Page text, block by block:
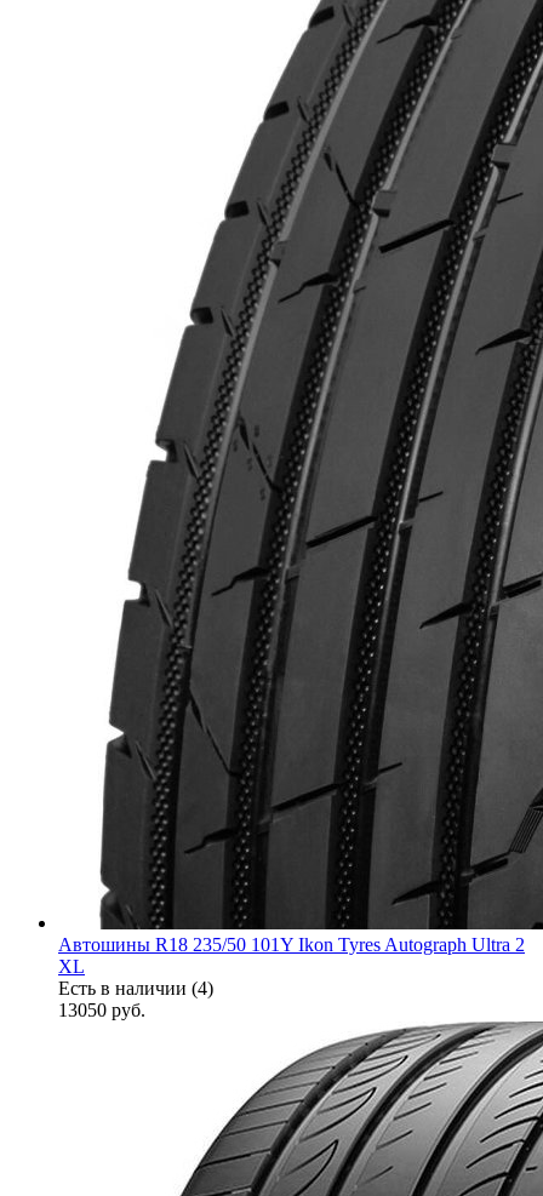
Автошины R18 235/50 101Y Ikon Tyres Autograph Ultra 2
XL
Есть в наличии (4)
13050 руб.